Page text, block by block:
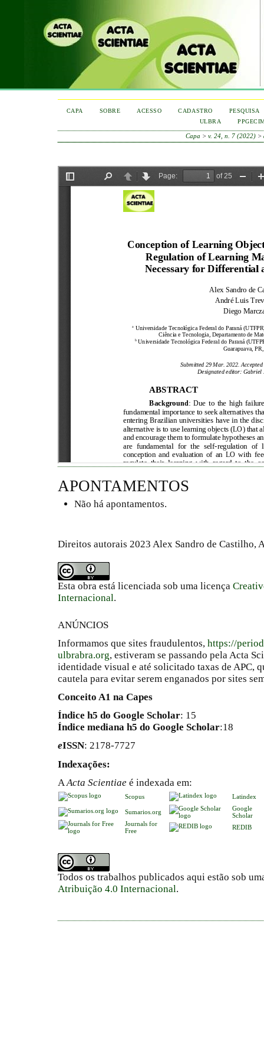
CAPA SOBRE ACESSO CADASTRO
PESQUISA
ULBRA
Capa > v. 24, n. 7 (2022)>
APONTAMENTOS
Não há apontamentos.
Direitos autorais 2023 Alex Sandro de Castilho,
Esta obra está licenciada sob uma licença
Internacional.
ANÚNCIOS
Informamos que sites fraudulentos, https://
ulbrabra.org, estiveram se passando pela Acta
identidade visual e até solicitado taxas de APC,
cautela para evitar serem enganados por sites
Conceito A1 na Capes
Índice h5 do Google Scholar: 15
Índice mediana h5 do Google Scholar:18
eISSN: 2178-7727
Indexações:
AActa Scientiae é indexada em:
Scopus Latindex
Sumarios.org
Google
Scholar
Journals for
Free
REDIB
Todos os trabalhos publicados aqui estão sob
Atribuição 4.0 Internacional.